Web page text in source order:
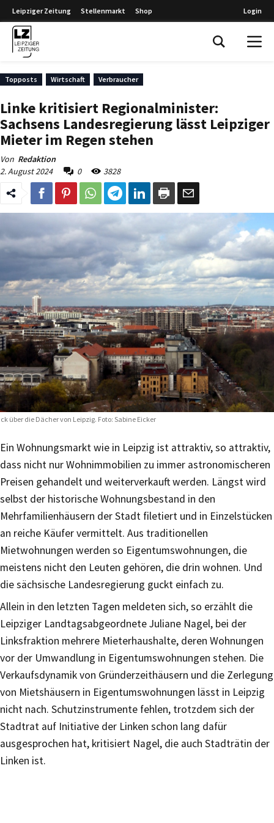
Leipziger Zeitung Stellenmarkt Shop Login
Topposts Wirtschaft Verbraucher
Linke kritisiert Regionalminister:
Sachsens Landesregierung lässt Leipziger
Mieter im Regen stehen
Von Redaktion
2. August 2024
0 3828
über die Dächer von Leipzig. Foto: Sabine Eicker
Ein Wohnungsmarkt wie in Leipzig ist attraktiv, so attraktiv,
dass nicht nur Wohnimmobilien zu immer astronomischeren
Preisen gehandelt und weiterverkauft werden. Längst wird
selbst der historische Wohnungsbestand in den
Mehrfamilienhäusern der Stadt filetiert und in Einzelstücken
an reiche Käufer vermittelt. Aus traditionellen
Mietwohnungen werden so Eigentumswohnungen, die
meistens nicht den Leuten gehören, die drin wohnen. Und
die sächsische Landesregierung guckt einfach zu.
Allein in den letzten Tagen meldeten sich, so erzählt die
Leipziger Landtagsabgeordnete Juliane Nagel, bei der
Linksfraktion mehrere Mieterhaushalte, deren Wohnungen
vor der Umwandlung in Eigentumswohnungen stehen. Die
Verkaufsdynamik von Gründerzeithäusern und die Zerlegung
von Mietshäusern in Eigentumswohnungen lässt in Leipzig
nicht nach. Schutzinstrumente fehlen, trotzdem sich der
Stadtrat auf Initiative der Linken schon lang dafür
ausgesprochen hat, kritisiert Nagel, die auch Stadträtin der
Linken ist.